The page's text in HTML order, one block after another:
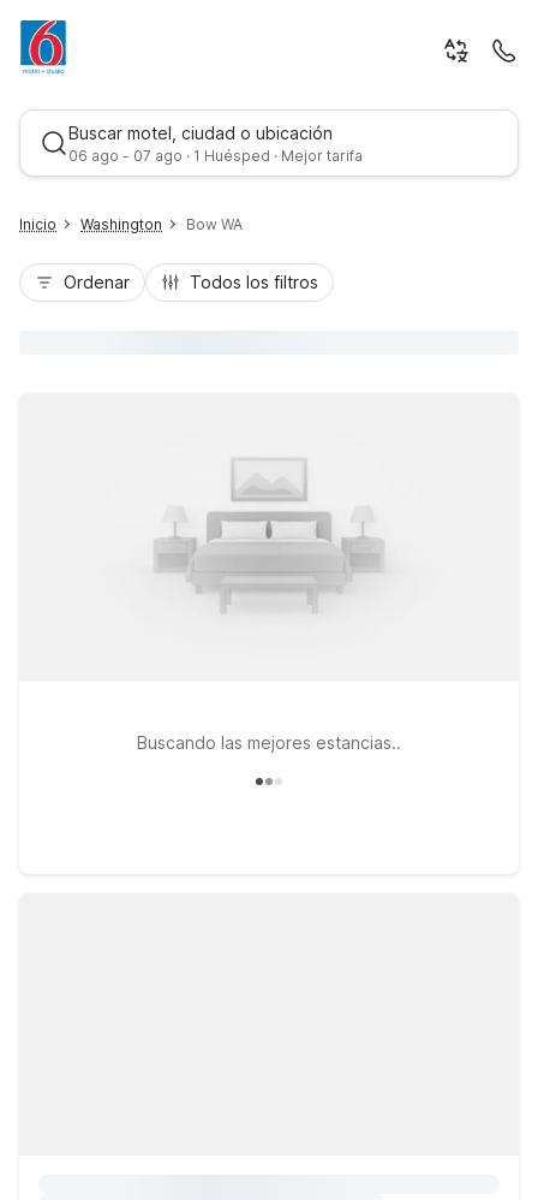
Buscar motel, ciudad o ubicación
06 ago - 07 ago · 1 Huésped · Mejor tarifa
Inicio Washington Bow WA
Ordenar Todos los filtros
Buscando las mejores estancias..